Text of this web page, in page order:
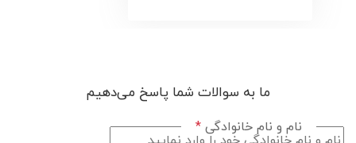
ما به سوالات شما پاسخ می‌دهیم
نام و نام خانوادگی*